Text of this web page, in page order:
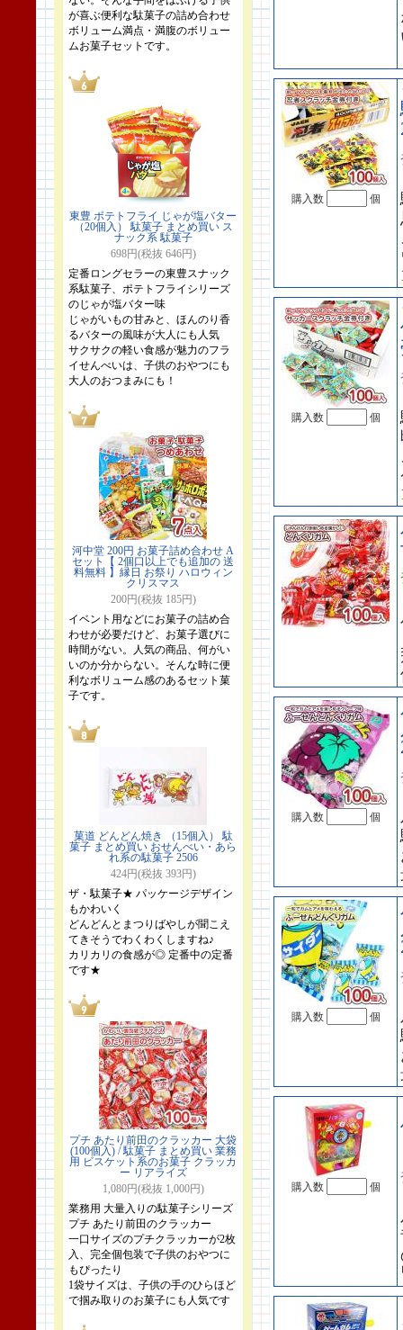
が喜ぶ便利な駄菓子の詰め合わせ
ボリューム満点・満腹のボリュー
ムお菓子セットです。
東豊 ポテトフライ じゃが塩バター
（20個入） 駄菓子 まとめ買い ス
ナック系 駄菓子
698円(税抜 646円)
定番ロングセラーの東豊スナック
系駄菓子、ポテトフライシリーズ
のじゃが塩バター味
じゃがいもの甘みと、ほんのり香
るバターの風味が大人にも人気
サクサクの軽い食感が魅力のフラ
イせんべいは、子供のおやつにも
大人のおつまみにも！
河中堂 200円 お菓子詰め合わせ A
セット【 2個口以上でも追加の 送
料無料 】縁日 お祭り ハロウィン
クリスマス
200円(税抜 185円)
イベント用などにお菓子の詰め合
わせが必要だけど、お菓子選びに
時間がない。人気の商品、何がい
いのか分からない。そんな時に便
利なボリューム感のあるセット菓
子です。
菓道 どんどん焼き （15個入） 駄
菓子 まとめ買い おせんべい・あら
れ系の駄菓子 2506
424円(税抜 393円)
ザ・駄菓子★ パッケージデザイン
もかわいく
どんどんとまつりばやしが聞こえ
てきそうでわくわくしますね♪
カリカリの食感が◎ 定番中の定番
です★
プチ あたり前田のクラッカー 大袋
(100個入) / 駄菓子 まとめ買い 業務
用 ビスケット系のお菓子 クラッカ
ー リアライズ
1,080円(税抜 1,000円)
業務用 大量入りの駄菓子シリーズ
プチ あたり前田のクラッカー
一口サイズのプチクラッカーが2枚
入、完全個包装で子供のおやつに
もぴったり
1袋サイズは、子供の手のひらほど
で掴み取りのお菓子にも人気です
購入数 個
購入数 個
購入数 個
購入数 個
購入数 個